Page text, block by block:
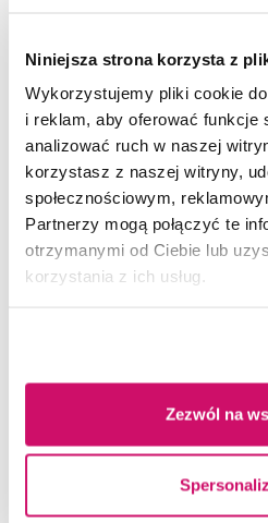
Niniejsza strona korzysta z
Wykorzystujemy pliki cookie
i reklam, aby oferować funkcje
analizować ruch w naszej
korzystasz z naszej witryny,
społecznościowym,
Partnerzy mogą połączyć te
otrzymanymi od Ciebie lub
korzystania z ich usług.
Zezwól na
w edukacji.
Rezultaty projektu:
Sieć współpracy
edukacyjnych w regionie
Wymiany doświadczeń i
Podniesienie jakości
Partnerzy projektu:
Technická univerzita v